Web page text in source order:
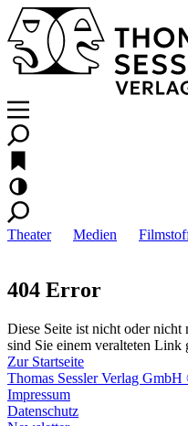
Theater Medien
404 Error
Diese Seite ist nicht oder
sind Sie einem veralteten Link
Zur Startseite
Thomas Sessler Verlag
Impressum
Datenschutz